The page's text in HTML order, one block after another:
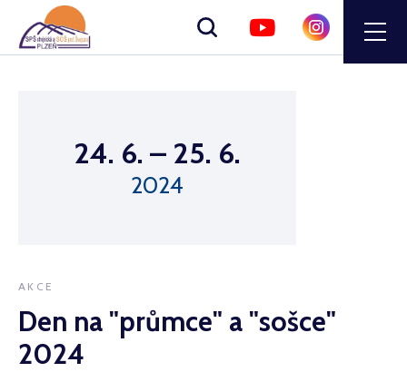
Zobrazit
24. 6.– 25. 6.
2024
AKCE
Den na "průmce" a "sošce"
2024